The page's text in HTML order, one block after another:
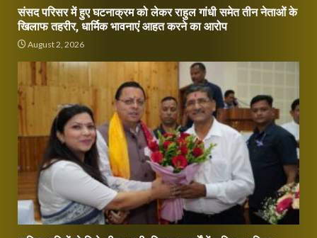
संसद परिसर में हुए घटनाक्रम को लेकर राहुल गांधी समेत तीन नेताओं के
खिलाफ तहरीर, धार्मिक भावनाएं आहत करने का आरोप
August 2, 2026